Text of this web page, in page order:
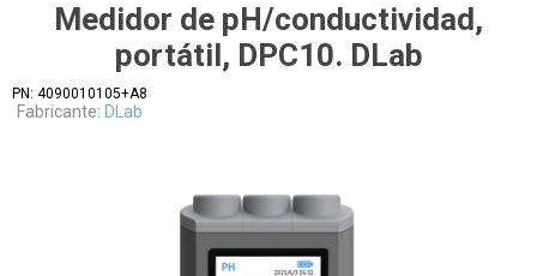
Medidor de pH/conductividad,
portátil, DPC10. DLab
PN: 4090010105+A8
Fabricante: DLab